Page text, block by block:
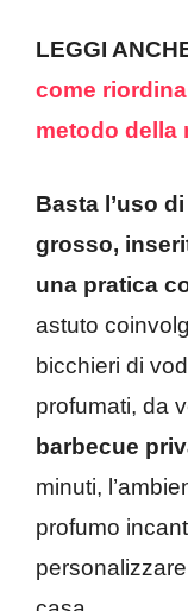
LEGGI
come
metodo della
Basta l’uso
grosso,
una pratica
astuto
bicchieri di
profumati, da
barbecue
minuti,
profumo